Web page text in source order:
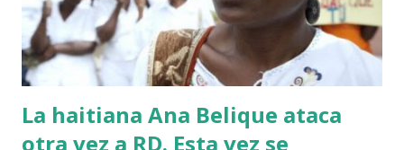
La haitiana Ana Belique ataca
otra vez a RD. Esta vez se